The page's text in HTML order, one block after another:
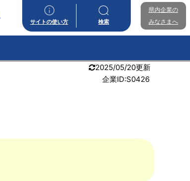
サイトの使い方 検索
県内企業の
みなさまへ
2025/05/20更新
企業ID:S0426